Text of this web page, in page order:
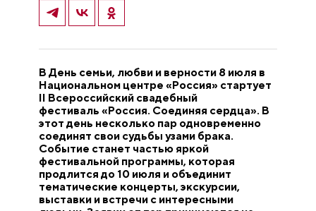
В День семьи, любви и верности 8 июля в
Национальном центре «Россия» стартует
II Всероссийский свадебный
фестиваль «Россия. Соединяя сердца». В
этот день несколько пар одновременно
соединят свои судьбы узами брака.
Событие станет частью яркой
фестивальной программы, которая
продлится до 10 июля и объединит
тематические концерты, экскурсии,
выставки и встречи с интересными